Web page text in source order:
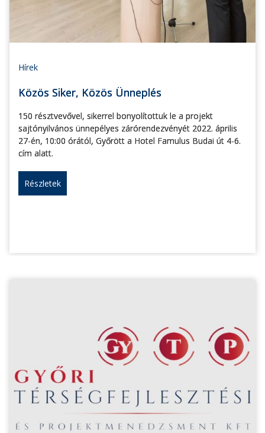
Hírek
Közös Siker, Közös Ünneplés
150 résztvevővel, sikerrel bonyolítottuk le a projekt
sajtónyilvános ünnepélyes zárórendezvényét 2022. április
27-én, 10:00 órától, Győrött a Hotel Famulus Budai út 4-6.
cím alatt.
Részletek